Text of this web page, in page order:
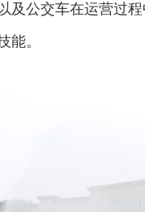
及公交车在运营过
能。